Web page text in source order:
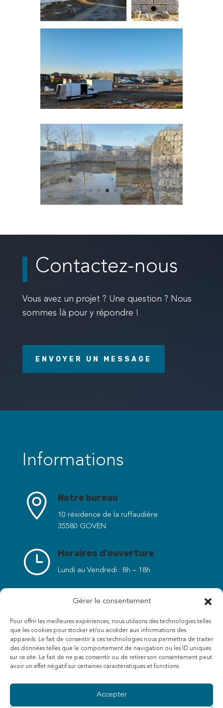
Gérer le consentement
Pour offrir les meilleures expériences, nous utilisons des technologies telles
que les cookies pour stocker et/ou accéder aux informations des
appareils. Le fait de consentir à ces technologies nous permettra de traiter
des données telles que le comportement de navigation ou les ID uniques
sur ce site. Le fait de ne pas consentir ou de retirer son consentement peut
avoir un effet négatif sur certaines caractéristiques et fonctions.
Accepter
Contactez-nous
Vous avez un projet ? Une question ? Nous
sommes là pour y répondre !
ENVOYER UN MESSAGE
Informations
 Notre bureau
10 résidence de la ruffaudière
35580 GOVEN
} Horaires d'ouverture
Lundi au Vendredi : 8h – 18h
Contact
Yannick TRINQUART
06 38 17 70 51
Benjamin DUPRÉ